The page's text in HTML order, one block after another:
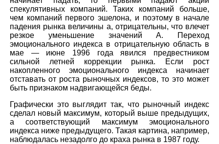
спекулятивных компаний. Таких компаний больше,
чем компаний первого эшелона, и поэтому в начале
падения рынка величины а, отрицательны, что влечет
резкое уменьшение значений А. Переход
эмоционального индекса в отрицательную область в
мае — июне 1996 года явился предвестником
сильной летней коррекции рынка. Если рост
накопленного эмоционального индекса начинает
отставать от роста рыночных индексов, то это может
быть признаком надвигающейся беды.
Графически это выглядит так, что рыночный индекс
сделал новый максимум, который выше предыдущих,
а соответствующий максимум эмоционального
индекса ниже предыдущего. Такая картина, например,
наблюдалась незадолго до краха рынка в 1987 году.